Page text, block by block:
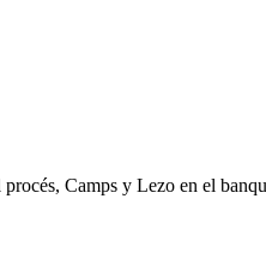
Camps y Lezo en el